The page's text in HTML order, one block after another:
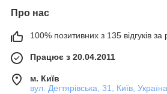
Про нас
100% позитивних з 135 відгуків за
Працює з 20.04.2011
м. Київ
вул. Дегтярівська, 31, Київ, Україна